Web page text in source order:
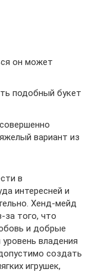
он может
подобный букет
вариант из
в
интересней и
Хенд-мейд
за того, что
и добрые
владения
создать
игрушек,